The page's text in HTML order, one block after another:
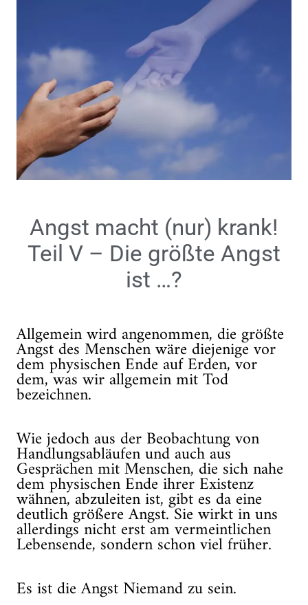
Angst macht (nur) krank!
Teil V – Die größte Angst
ist …?
Allgemein wird angenommen, die größte
Angst des Menschen wäre diejenige vor
dem physischen Ende auf Erden, vor
dem, was wir allgemein mit Tod
bezeichnen.
Wie jedoch aus der Beobachtung von
Handlungsabläufen und auch aus
Gesprächen mit Menschen, die sich nahe
dem physischen Ende ihrer Existenz
wähnen, abzuleiten ist, gibt es da eine
deutlich größere Angst. Sie wirkt in uns
allerdings nicht erst am vermeintlichen
Lebensende, sondern schon viel früher.
Es ist die Angst Niemand zu sein.